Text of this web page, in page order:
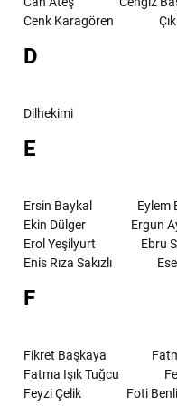
Cenk Karagören
D
Dilhekimi
E
Ersin Baykal Eylem
Ekin Dülger
Ergun
Erol Yeşilyurt
Ebru
Enis Rıza Sakızlı
F
Fikret Başkaya
Fatma Işık Tuğcu
Feyzi Çelik
Foti